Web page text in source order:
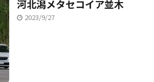
河北潟メタセコイア並木
2023/9/27